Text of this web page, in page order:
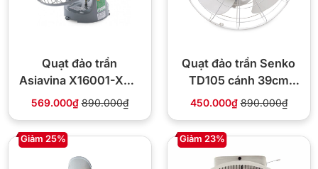
Quạt đảo trần
Asiavina X16001-XV0
cánh 40cm 55W
569.000₫ 890.000₫
Quạt đảo trần Senko
TD105 cánh 39cm
47W
450.000₫ 890.000₫
Giảm 25% Giảm 23%